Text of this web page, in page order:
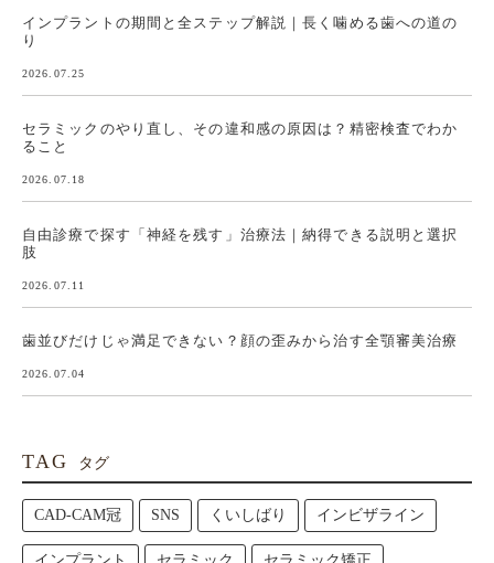
インプラントの期間と全ステップ解説｜長く噛める歯への道の
り
2026.07.25
セラミックのやり直し、その違和感の原因は？精密検査でわか
ること
2026.07.18
自由診療で探す「神経を残す」治療法｜納得できる説明と選択
肢
2026.07.11
歯並びだけじゃ満足できない？顔の歪みから治す全顎審美治療
2026.07.04
TAG タグ
CAD-CAM冠 SNS くいしばり インビザライン